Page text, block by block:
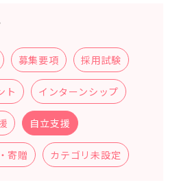
募集要項 採用試験
ト インターンシップ
自立支援
寄贈 カテゴリ未設定